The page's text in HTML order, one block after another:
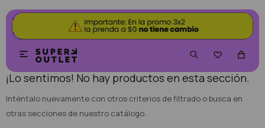

 NO SE HAN RECUPERADO PRODUCTOS
¡Lo sentimos! No hay productos en esta sección.
Inténtalo nuevamente con otros criterios de filtrado o busca en
otras secciones de nuestro catálogo.